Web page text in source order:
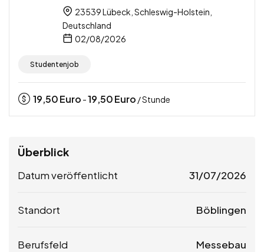
23539 Lübeck, Schleswig-Holstein,
Deutschland
02/08/2026
Studentenjob
19,50Euro -19,50Euro / Stunde
Überblick
Datum veröffentlicht 31/07/2026
Standort Böblingen
Berufsfeld Messebau